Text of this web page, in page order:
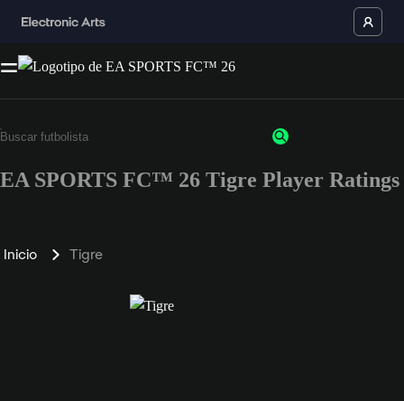
EA SPORTS FC™ 26 Tigre Player Ratings
Inicio Tigre